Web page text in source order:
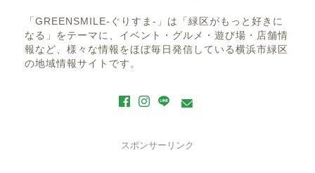
「GREENSMILE-ぐりすま-」は「緑区がもっと好きに
なる」をテーマに、イベント・グルメ・遊び場・店舗情
報など、様々な情報をほぼ毎日発信している横浜市緑区
の地域情報サイトです。
スポンサーリンク